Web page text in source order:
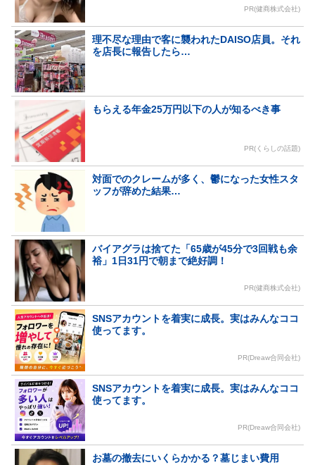
PR(健商株式会社)
理不尽な理由で客に襲われたDAISO店員。それ
を店長に報告したら…
もらえる年金25万円以下の人が知るべき事
PR(くらしの話題)
対面でのクレームが多く、鬱になった女性スタ
ッフが辞めた結果…
バイアグラは捨てた「65歳が45分で3回戦も余
裕」1日31円で朝まで絶好調！
PR(健商株式会社)
SNSアカウントを着実に成長。実はみんなココ
使ってます。
PR(Dreaw合同会社)
SNSアカウントを着実に成長。実はみんなココ
使ってます。
PR(Dreaw合同会社)
お墓の撤去にいくらかかる？墓じまい費用